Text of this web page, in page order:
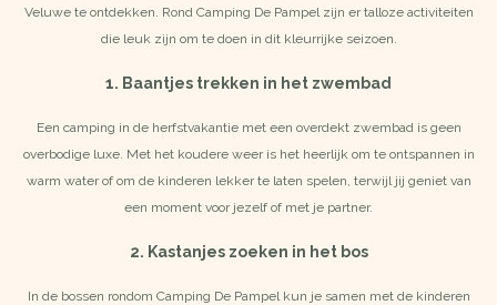
Veluwe te ontdekken. Rond Camping De Pampel zijn er talloze activiteiten
die leuk zijn om te doen in dit kleurrijke seizoen.
1. Baantjes trekken in het zwembad
Een camping in de herfstvakantie met een overdekt zwembad is geen
overbodige luxe. Met het koudere weer is het heerlijk om te ontspannen in
warm water of om de kinderen lekker te laten spelen, terwijl jij geniet van
een moment voor jezelf of met je partner.
2. Kastanjes zoeken in het bos
In de bossen rondom Camping De Pampel kun je samen met de kinderen